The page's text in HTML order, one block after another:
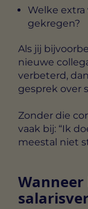
Welke
gekregen?
Als jij
nieuwe
verbeterd,
gesprek over
Zonder die
vaak bij: “Ik
meestal niet